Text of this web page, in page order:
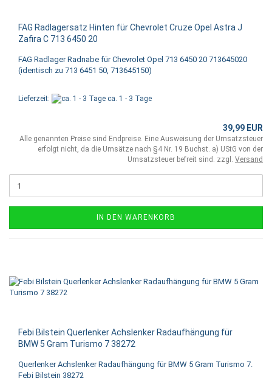
FAG Radlagersatz Hinten für Chevrolet Cruze Opel Astra J
Zafira C 713 6450 20
FAG Radlager Radnabe für Chevrolet Opel 713 6450 20 713645020
(identisch zu 713 6451 50, 713645150)
Lieferzeit: ca. 1 - 3 Tage
39,99 EUR
Alle genannten Preise sind Endpreise. Eine Ausweisung der Umsatzsteuer
erfolgt nicht, da die Umsätze nach §4 Nr. 19 Buchst. a) UStG von der
Umsatzsteuer befreit sind. zzgl. Versand
IN DEN WARENKORB
Febi Bilstein Querlenker Achslenker Radaufhängung für
BMW 5 Gram Turismo 7 38272
Querlenker Achslenker Radaufhängung für BMW 5 Gram Turismo 7.
Febi Bilstein 38272